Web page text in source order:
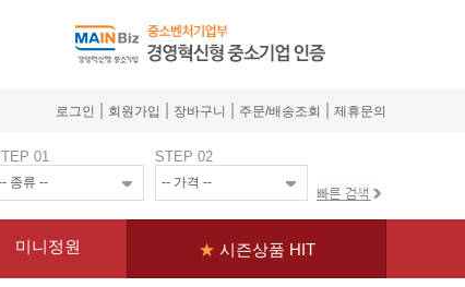
로그인 회원가입 장바구니 주문/배송조회 제휴문의
01 STEP 02
미니정원 ★ 시즌상품 HIT